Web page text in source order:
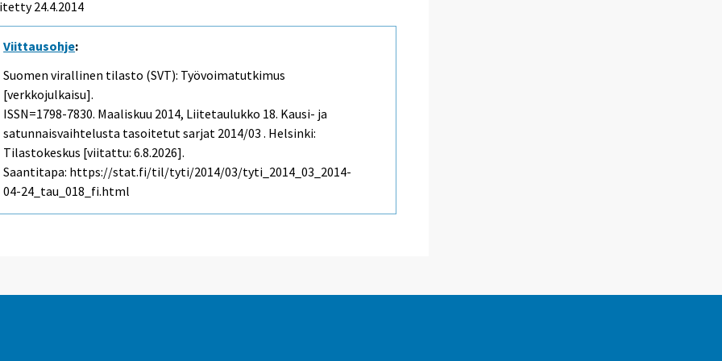
24.4.2014
Viittausohje:
Suomen virallinen tilasto (SVT): Työvoimatutkimus
[verkkojulkaisu].
ISSN=1798-7830. Maaliskuu 2014, Liitetaulukko 18. Kausi- ja
satunnaisvaihtelusta tasoitetut sarjat 2014/03 . Helsinki:
Tilastokeskus [viitattu: 6.8.2026].
Saantitapa: https://stat.fi/til/tyti/2014/03/tyti_2014_03_2014-
04-24_tau_018_fi.html